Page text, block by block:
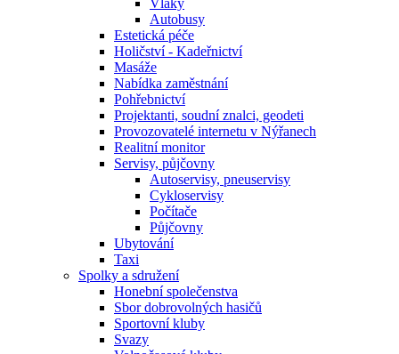
Vlaky
Autobusy
Estetická péče
Holičství - Kadeřnictví
Masáže
Nabídka zaměstnání
Pohřebnictví
Projektanti, soudní znalci, geodeti
Provozovatelé internetu v Nýřanech
Realitní monitor
Servisy, půjčovny
Autoservisy, pneuservisy
Cykloservisy
Počítače
Půjčovny
Ubytování
Taxi
Spolky a sdružení
Honební společenstva
Sbor dobrovolných hasičů
Sportovní kluby
Svazy